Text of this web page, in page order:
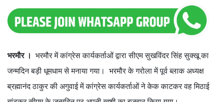
भरमौर । भरमौर में कांग्रेस कार्यकर्ताओं द्वारा सीएम सुखविंदर सिंह सुक्खू का
जन्मदिन बड़ी धूमधाम से मनाया गया। भरमौर के गरोला में पूर्व ब्लाक अध्यक्ष
ब्रह्मानंद ठाकुर की अगुवाई में कांग्रेस कार्यकर्ताओं ने केक काटकर वह मिठाई